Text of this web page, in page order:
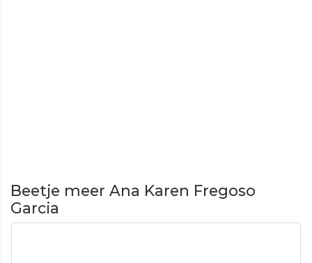
Beetje meer Ana Karen Fregoso
Garcia